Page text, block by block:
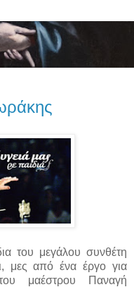
του μεγάλου συνθέτη
μες από ένα έργο για
μαέστρου Παναγή